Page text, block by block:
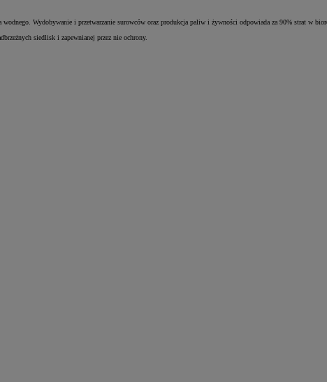
Wydobywanie i przetwarzanie surowców oraz produkcja paliw i żywności odpowiada za 90% strat w
siedlisk i zapewnianej przez nie ochrony.